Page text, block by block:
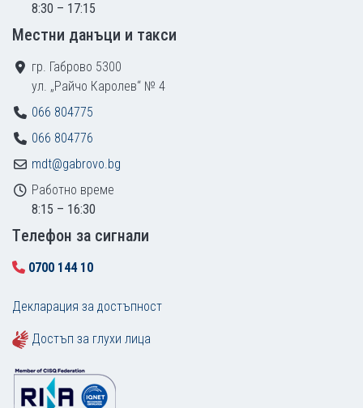
8:30 – 17:15
Местни данъци и такси
гр. Габрово 5300
ул. „Райчо Каролев“ № 4
066 804775
066 804776
mdt@gabrovo.bg
Работно време
8:15 – 16:30
Tелефон за сигнали
0700 144 10
Декларация за достъпност
Достъп за глухи лица